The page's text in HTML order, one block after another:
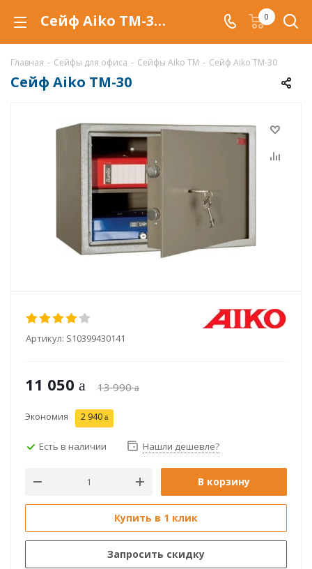
Сейф Aiko TM-30 в Арзамасе купить со скидкой по низкой цене в интернет-магазине ValbergSafe.ru 0
Главная - Сейфы для офиса - Сейфы Aiko TM - Сейф Aiko TM-30
Сейф Aiko TM-30
Артикул: S10399430141
11 050 13 990
Экономия 2 940
Есть в наличии Нашли дешевле?
В корзину
Купить в 1 клик
Запросить скидку